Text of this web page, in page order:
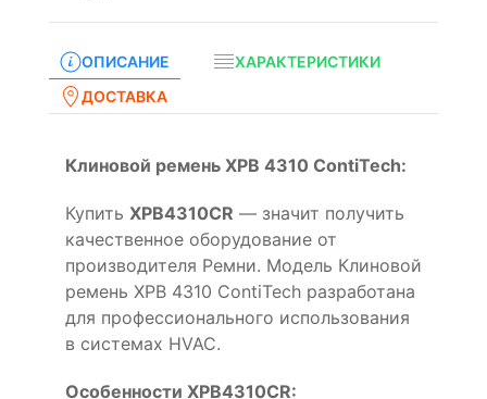
ОПИСАНИЕ
ХАРАКТЕРИСТИКИ
ДОСТАВКА
Клиновой ремень XPB 4310 ContiTech:
Купить XPB4310CR — значит получить
качественное оборудование от
производителя Ремни. Модель Клиновой
ремень XPB 4310 ContiTech разработана
для профессионального использования
в системах HVAC.
Особенности XPB4310CR: